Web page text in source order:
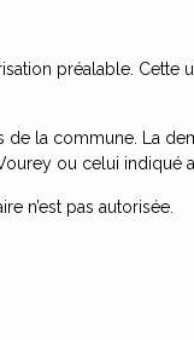
préalable.
de la commune. La
ou celui indiqué
n’est pas autorisée.